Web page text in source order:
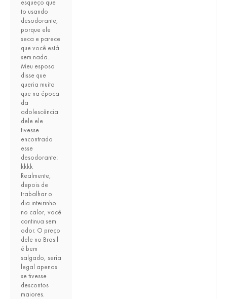
esqueço que
to usando
desodorante,
porque ele
seca e parece
que você está
sem nada.
Meu esposo
disse que
queria muito
que na época
da
adolescência
dele ele
tivesse
encontrado
esse
desodorante!
kkkk
Realmente,
depois de
trabalhar o
dia inteirinho
no calor, você
continua sem
odor. O preço
dele no Brasil
é bem
salgado, seria
legal apenas
se tivesse
descontos
maiores.